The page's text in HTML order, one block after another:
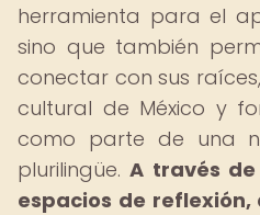
herramienta para el
sino que también
conectar con sus
cultural de México y
como parte de una
plurilingüe.A través
espacios de